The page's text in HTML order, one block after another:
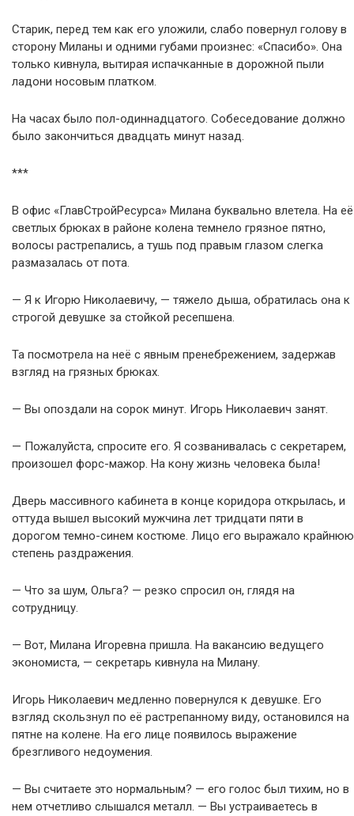
Старик, перед тем как его уложили, слабо повернул голову в
сторону Миланы и одними губами произнес: «Спасибо». Она
только кивнула, вытирая испачканные в дорожной пыли
ладони носовым платком.
На часах было пол-одиннадцатого. Собеседование должно
было закончиться двадцать минут назад.
***
В офис «ГлавСтройРесурса» Милана буквально влетела. На её
светлых брюках в районе колена темнело грязное пятно,
волосы растрепались, а тушь под правым глазом слегка
размазалась от пота.
— Я к Игорю Николаевичу, — тяжело дыша, обратилась она к
строгой девушке за стойкой ресепшена.
Та посмотрела на неё с явным пренебрежением, задержав
взгляд на грязных брюках.
— Вы опоздали на сорок минут. Игорь Николаевич занят.
— Пожалуйста, спросите его. Я созванивалась с секретарем,
произошел форс-мажор. На кону жизнь человека была!
Дверь массивного кабинета в конце коридора открылась, и
оттуда вышел высокий мужчина лет тридцати пяти в
дорогом темно-синем костюме. Лицо его выражало крайнюю
степень раздражения.
— Что за шум, Ольга? — резко спросил он, глядя на
сотрудницу.
— Вот, Милана Игоревна пришла. На вакансию ведущего
экономиста, — секретарь кивнула на Милану.
Игорь Николаевич медленно повернулся к девушке. Его
взгляд скользнул по её растрепанному виду, остановился на
пятне на колене. На его лице появилось выражение
брезгливого недоумения.
— Вы считаете это нормальным? — его голос был тихим, но в
нем отчетливо слышался металл. — Вы устраиваетесь в